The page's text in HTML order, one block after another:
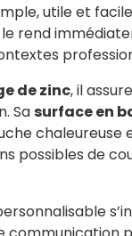
utile et
rend
de zinc, il
Sasurface en
chaleureuse
possibles de